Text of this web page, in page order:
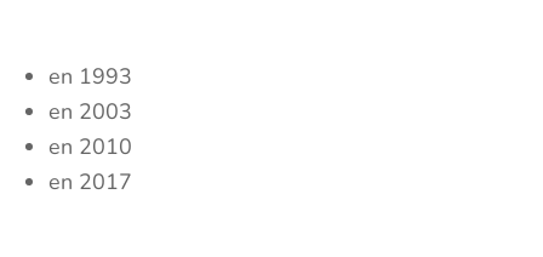
en 1993
en 2003
en 2010
en 2017